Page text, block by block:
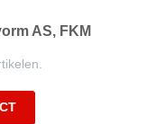
AS, FKM